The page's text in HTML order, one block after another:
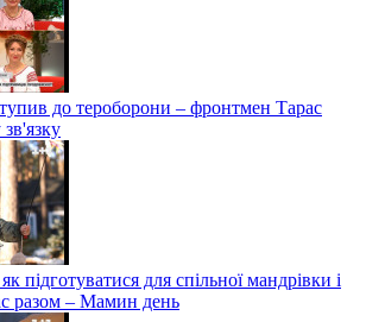
до тероборони – фронтмен Тарас
підготуватися для спільної мандрівки і
разом – Мамин день